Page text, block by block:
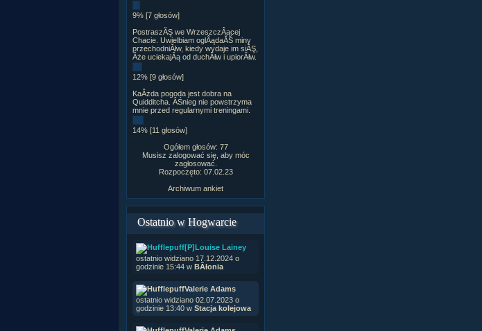
9% [7 głosów]
PostraszĂŞ we WrzeszczÂącej
Chacie. Uwielbiam oglÂądaĂŚ miny
przechodniĂłw, kiedy wydaje im siĂŞ,
Âże uciekajÂą od duchĂłw i upiorĂłw.
12% [9 głosów]
KaÂżda pogoda jest dobra na
Quidditcha. ÂŚnieg nie powstrzyma
mnie przed regularnymi treningami.
14% [11 głosów]
Ogółem głosów: 77
Musisz zalogować się, aby móc
zagłosować.
Rozpoczęto: 07.02.23
Archiwum ankiet
Ostatnio w Hogwarcie
[P]Louise Lainey
ostatnio widziano 17.12.2024 o
godzinie 15:44 w BÂłonia
Valerie Adams
ostatnio widziano 02.07.2023 o
godzinie 13:40 w Stacja kolejowa